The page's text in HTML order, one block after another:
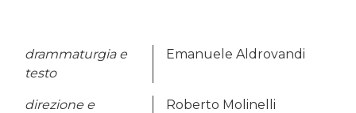
drammaturgia e
testo
Emanuele Aldrovandi
direzione e
Roberto Molinelli